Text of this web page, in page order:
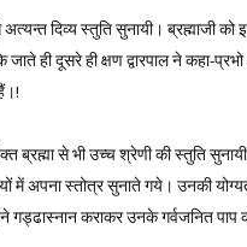
दिव्य स्तुति सुनायी। ब्रह्माजी को
ही दूसरे ही क्षण द्वारपाल ने कहा-
ब्रह्मा से भी उच्च श्रेणी की
में अपना स्तोत्र सुनाते गये। उनकी
गड्ढास्नान कराकर उनके गर्वजनित पाप